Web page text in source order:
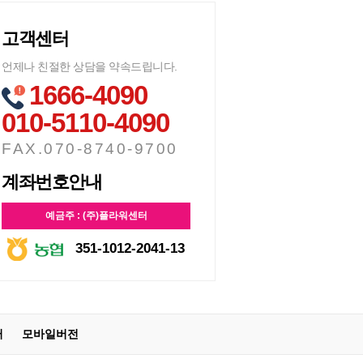
고객센터
언제나 친절한 상담을 약속드립니다.
1666-4090
010-5110-4090
FAX.070-8740-9700
계좌번호안내
예금주 : (주)플라워센터
351-1012-2041-13
모바일버전